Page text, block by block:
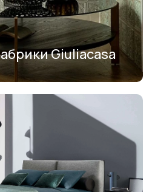
Giuliacasa